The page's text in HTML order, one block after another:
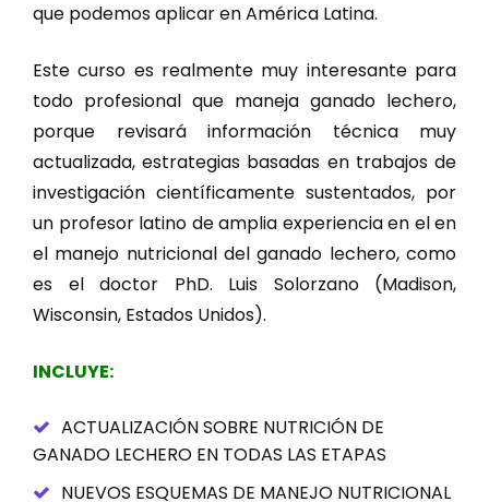
que podemos aplicar en América Latina.
Este curso es realmente muy interesante para
todo profesional que maneja ganado lechero,
porque revisará información técnica muy
actualizada, estrategias basadas en trabajos de
investigación científicamente sustentados, por
un profesor latino de amplia experiencia en el en
el manejo nutricional del ganado lechero, como
es el doctor PhD. Luis Solorzano (Madison,
Wisconsin, Estados Unidos).
INCLUYE:
ACTUALIZACIÓN SOBRE NUTRICIÓN DE
GANADO LECHERO EN TODAS LAS ETAPAS
NUEVOS ESQUEMAS DE MANEJO NUTRICIONAL